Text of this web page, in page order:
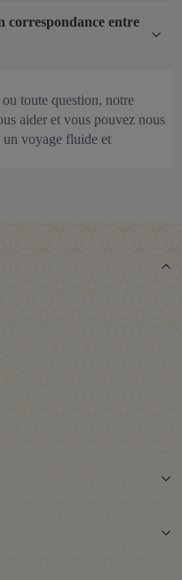
correspondance entre
toute question, notre
aider et vous pouvez nous
voyage fluide et